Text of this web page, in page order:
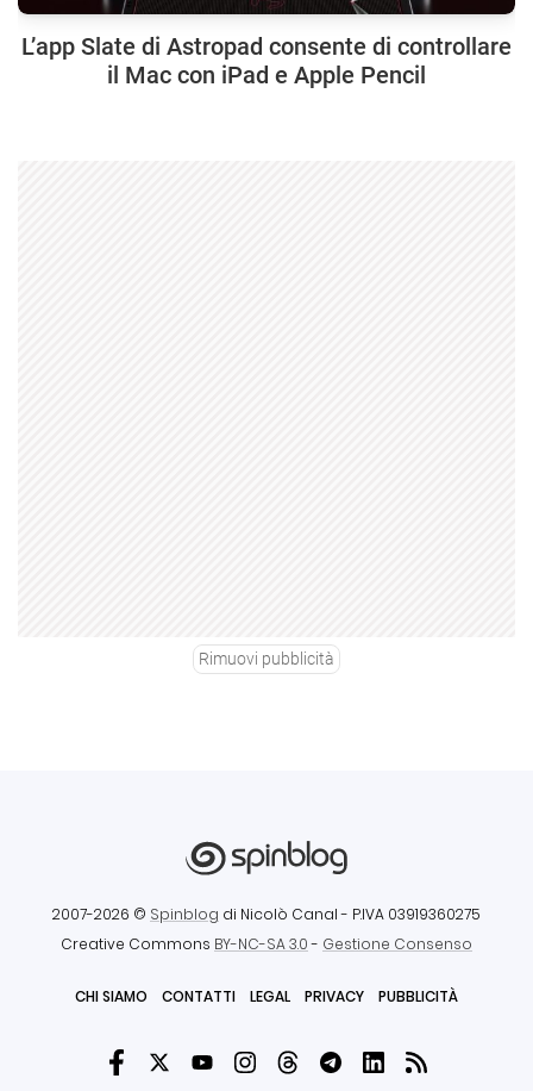
L’app Slate di Astropad consente di controllare
il Mac con iPad e Apple Pencil
Rimuovi pubblicità
2007-2026 © Spinblog di Nicolò Canal - P.IVA 03919360275
Creative Commons BY-NC-SA 3.0- Gestione Consenso
CHI SIAMO CONTATTI LEGAL PRIVACY PUBBLICITÀ